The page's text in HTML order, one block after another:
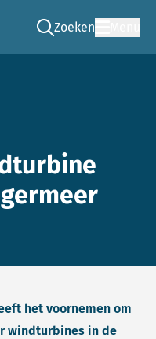
Zoeken
Ga naar de zoek
het voornemen om
windturbines in de